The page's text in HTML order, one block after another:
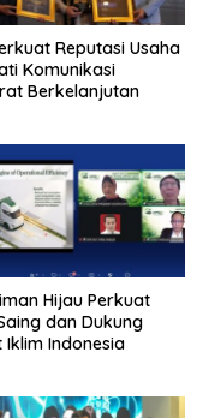
Reputasi Usaha
Komunikasi
Berkelanjutan
Hijau Perkuat
dan Dukung
Iklim Indonesia